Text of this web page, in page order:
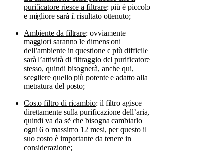
purificatore riesce a filtrare: più è piccolo
e migliore sarà il risultato ottenuto;
Ambiente da filtrare: ovviamente
maggiori saranno le dimensioni
dell’ambiente in questione e più difficile
sarà l’attività di filtraggio del purificatore
stesso, quindi bisognerà, anche qui,
scegliere quello più potente e adatto alla
metratura del posto;
Costo filtro di ricambio: il filtro agisce
direttamente sulla purificazione dell’aria,
quindi va da sé che bisogna cambiarlo
ogni 6 o massimo 12 mesi, per questo il
suo costo è importante da tenere in
considerazione;